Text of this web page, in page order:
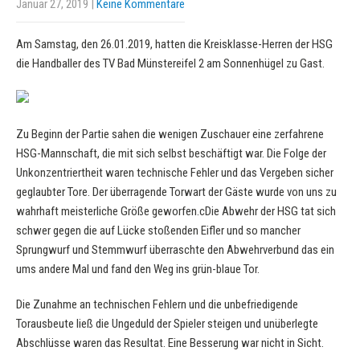
Januar 27, 2019 Keine Kommentare
Am Samstag, den 26.01.2019, hatten die Kreisklasse-Herren der HSG
die Handballer des TV Bad Münstereifel 2 am Sonnenhügel zu Gast.
Zu Beginn der Partie sahen die wenigen Zuschauer eine zerfahrene
HSG-Mannschaft, die mit sich selbst beschäftigt war. Die Folge der
Unkonzentriertheit waren technische Fehler und das Vergeben sicher
geglaubter Tore. Der überragende Torwart der Gäste wurde von uns zu
wahrhaft meisterliche Größe geworfen.cDie Abwehr der HSG tat sich
schwer gegen die auf Lücke stoßenden Eifler und so mancher
Sprungwurf und Stemmwurf überraschte den Abwehrverbund das ein
ums andere Mal und fand den Weg ins grün-blaue Tor.
Die Zunahme an technischen Fehlern und die unbefriedigende
Torausbeute ließ die Ungeduld der Spieler steigen und unüberlegte
Abschlüsse waren das Resultat. Eine Besserung war nicht in Sicht.